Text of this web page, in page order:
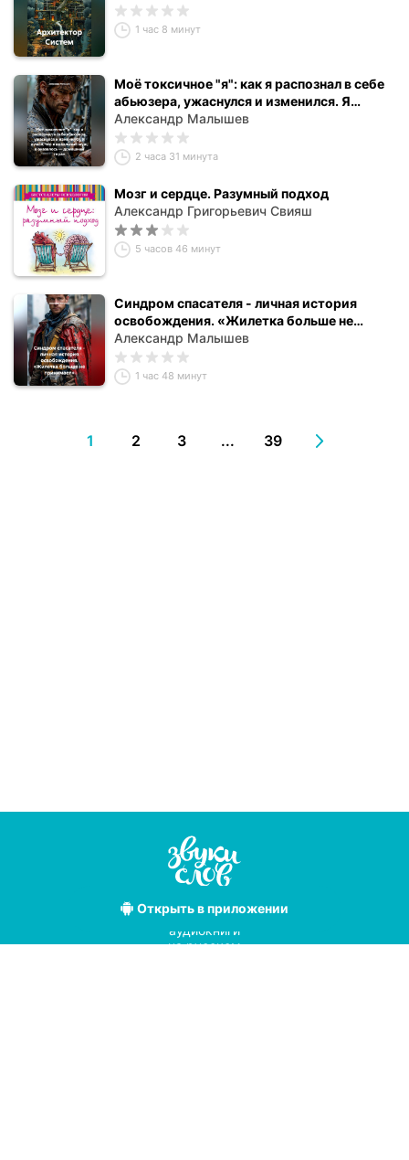
1 час 8 минут
Моё токсичное "я": как я распознал в себе
абьюзера, ужаснулся и изменился. Я
думал, что я идеальный муж, а оказалось
— домашний тиран
Александр Малышев
2 часа 31 минута
Мозг и сердце. Разумный подход
Александр Григорьевич Свияш
5 часов 46 минут
Синдром спасателя - личная история
освобождения. «Жилетка больше не
принимает»
Александр Малышев
1 час 48 минут
1 2 3 ... 39
Открытьв приложении
Лучшие
аудиокниги
на русском